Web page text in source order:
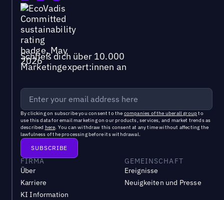
Schließ dich über 10.000
Marketingexpert:innen an
By clicking on subscribe you consent to the companies of the uberall groupto
use this data for email marketing on our products, services, and market trends as
described here. You can withdraw this consent at any time without affecting the
lawfulness of the processing before its withdrawal.
FIRMA
Über
Karriere
KI Information
GEMEINSCHAFT
Ereignisse
Neuigkeiten und Presse